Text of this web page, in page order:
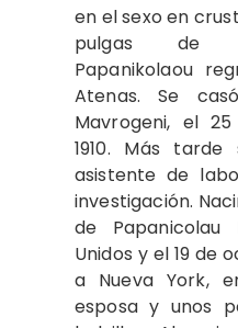
en el sexo en
pulgas de
Papanikolaou
Atenas. Se
Mavrogeni, el
1910. Más
asistente de
investigación.
de Papanicolau
Unidos y el 19 de
a Nueva York,
esposa y unos